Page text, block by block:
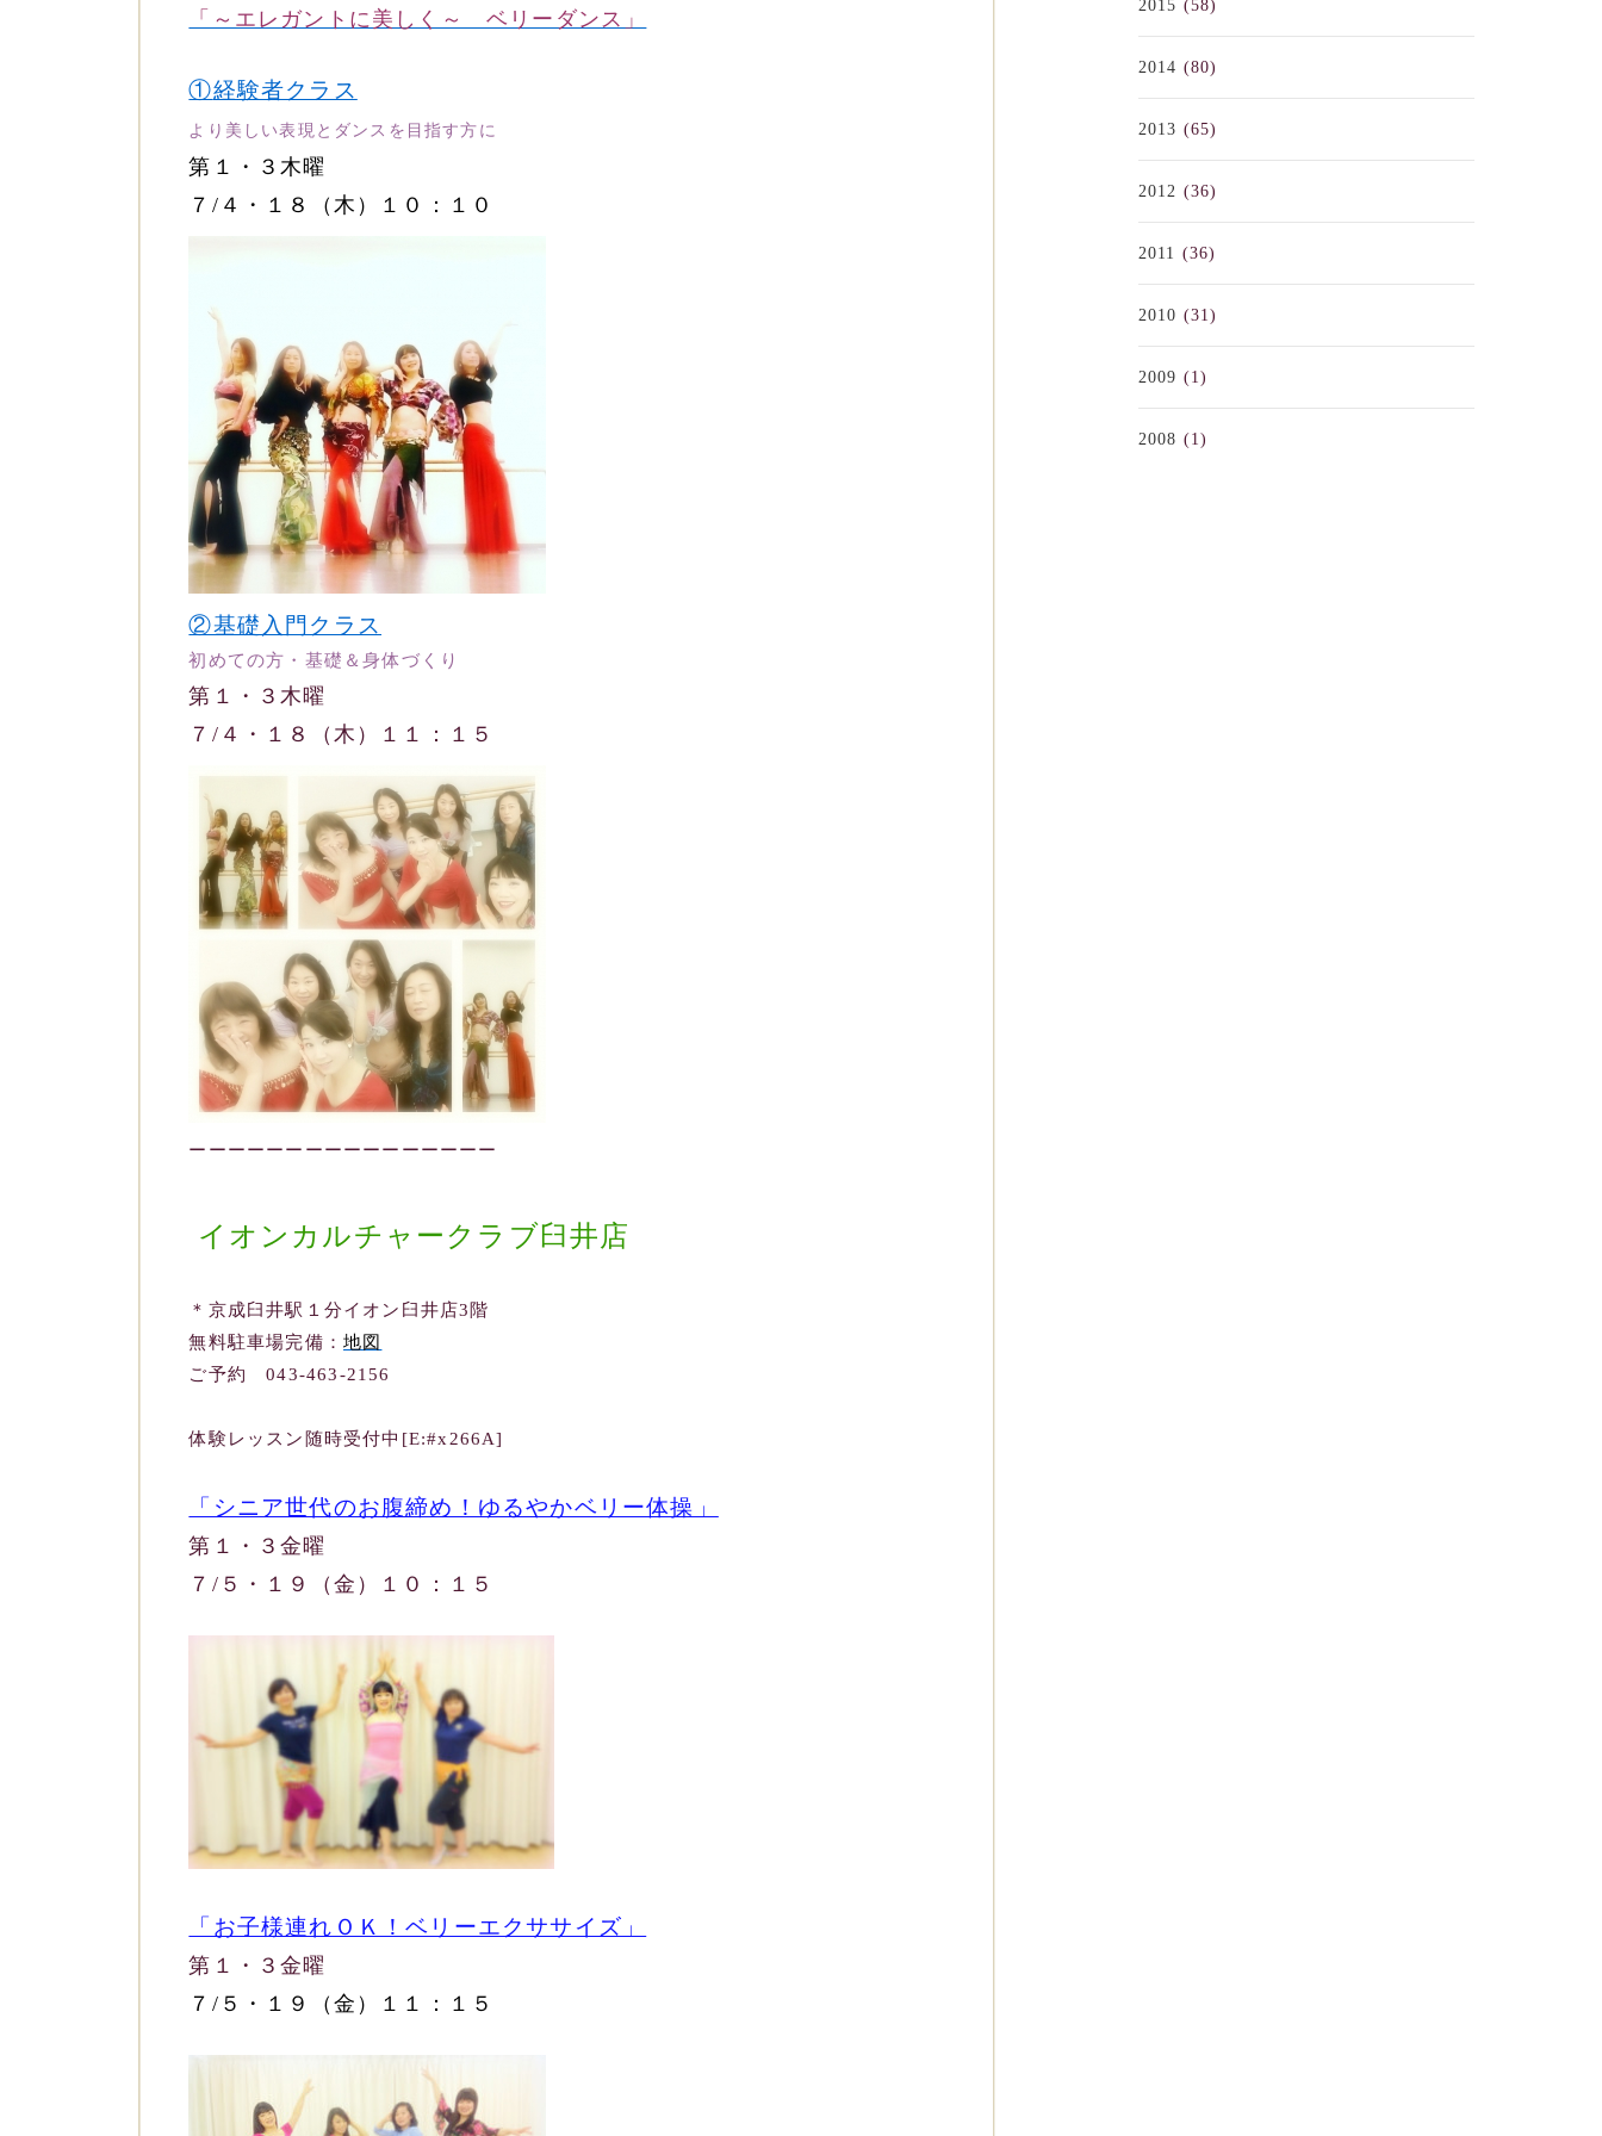
「～エレガントに美しく～ ベリーダンス」
①経験者クラス
より美しい表現とダンスを目指す方に
第１・３木曜
７/４・１８（木）１０：１０
②基礎入門クラス
初めての方・基礎＆身体づくり
第１・３木曜
７/４・１８（木）１１：１５
ーーーーーーーーーーーーーーーー
イオンカルチャークラブ臼井店
＊京成臼井駅１分イオン臼井店3階
無料駐車場完備：地図
ご予約 043-463-2156
体験レッスン随時受付中[E:#x266A]
「シニア世代のお腹締め！ゆるやかベリー体操」
第１・３金曜
７/５・１９（金）１０：
１５
「お子様連れＯＫ！ベリーエクササイズ」
第１・３金曜
７/５・１９（金）１１：
１５
2015 (58)
2014 (80)
2013 (65)
2012 (36)
2011 (36)
2010 (31)
2009 (1)
2008 (1)